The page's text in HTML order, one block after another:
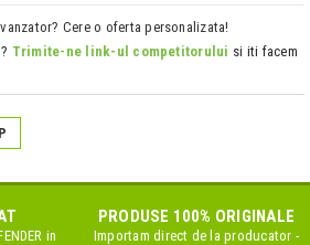
Cere o oferta personalizata!
Trimite-ne link-ul competitorului si iti facem
in
PRODUSE 100% ORIGINALE
Importam direct de la producator -